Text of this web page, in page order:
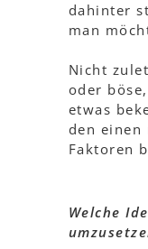
dahinter
man
Nicht
oder
etwas
den
Faktoren
Welche